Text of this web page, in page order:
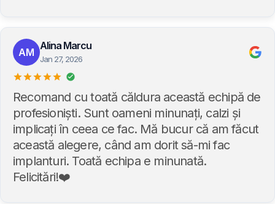
AM
Alina Marcu
Jan 27, 2026
Recomand cu toată căldura această echipă de
profesioniști. Sunt oameni minunați, calzi și
implicați în ceea ce fac. Mă bucur că am făcut
această alegere, când am dorit să-mi fac
implanturi. Toată echipa e minunată.
Felicitări!❤️